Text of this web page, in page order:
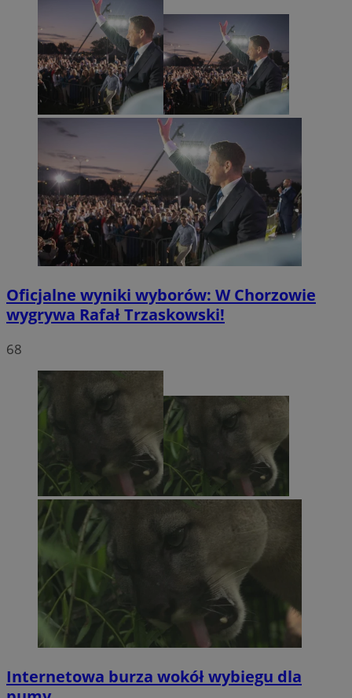
Oficjalne wyniki wyborów: W Chorzowie
wygrywa Rafał Trzaskowski!
68
Internetowa burza wokół wybiegu dla